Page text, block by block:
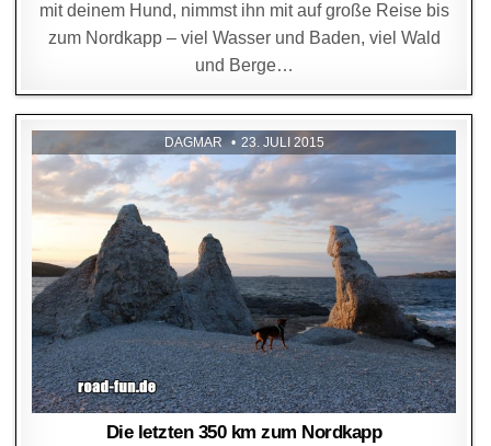
mit deinem Hund, nimmst ihn mit auf große Reise bis
zum Nordkapp – viel Wasser und Baden, viel Wald
und Berge…
DAGMAR 23. JULI 2015
Die letzten 350 km zum Nordkapp